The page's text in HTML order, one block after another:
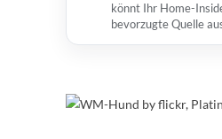
könnt Ihr Home-
bevorzugte Quelle